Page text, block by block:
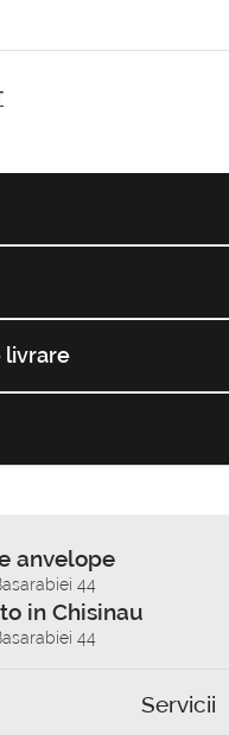
livrare
anvelope
44
in Chisinau
44
Servicii